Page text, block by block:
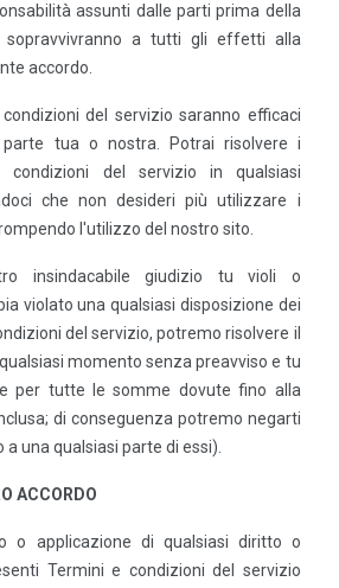
assunti dalle parti prima della
sopravvivranno a tutti gli effetti alla
accordo.
condizioni del servizio saranno efficaci
tua o nostra. Potrai risolvere i
condizioni del servizio in qualsiasi
che non desideri più utilizzare i
l'utilizzo del nostro sito.
insindacabile giudizio tu violi o
violato una qualsiasi disposizione dei
del servizio, potremo risolvere il
momento senza preavviso e tu
per tutte le somme dovute fino alla
di conseguenza potremo negarti
a una qualsiasi parte di essi).
ACCORDO
o applicazione di qualsiasi diritto o
Termini e condizioni del servizio